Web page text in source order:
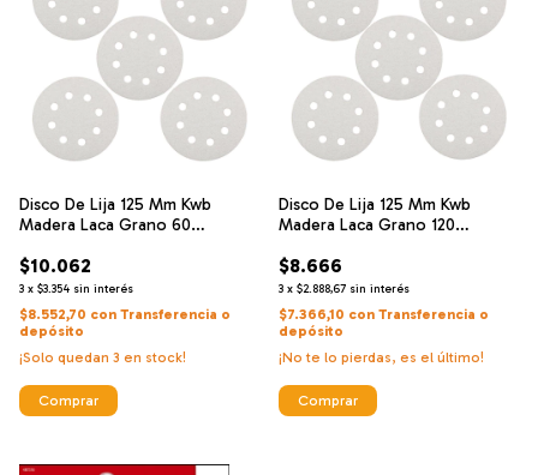
Disco De Lija 125 Mm Kwb
Madera Laca Grano 60
$10.062
3 x $3.354 sin interés
$8.552,70 con Transferencia o
depósito
¡Solo quedan 3 en stock!
Comprar
Disco De Lija 125 Mm Kwb
Madera Laca Grano 120
$8.666
3 x $2.888,67 sin interés
$7.366,10 con Transferencia o
depósito
¡No te lo pierdas, es el último!
Comprar